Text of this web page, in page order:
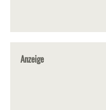
Anzeige